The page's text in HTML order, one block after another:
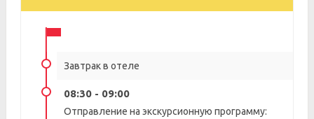
Завтрак в отеле
08:30 - 09:00
Отправление на экскурсионную программу: